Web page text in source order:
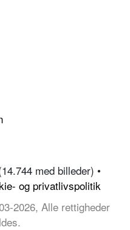
med billeder) •
og privatlivspolitik
2026, Alle rettigheder